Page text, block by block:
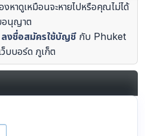
าดูเหมือนจะหายไปหรือคุณไม่ได้
อนุญาต
ลงชื่อสมัครใช้บัญชีกับ Phuket
บบอร์ด ภูเก็ต